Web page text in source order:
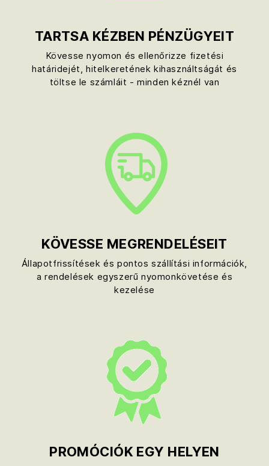
TARTSA KÉZBEN PÉNZÜGYEIT
Kövesse nyomon és ellenőrizze fizetési
határidejét, hitelkeretének kihasználtságát és
töltse le számláit - minden kéznél van
KÖVESSE MEGRENDELÉSEIT
Állapotfrissítések és pontos szállítási információk,
a rendelések egyszerű nyomonkövetése és
kezelése
PROMÓCIÓK EGY HELYEN